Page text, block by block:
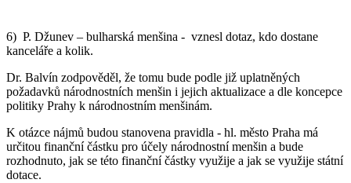
6) P. Džunev – bulharská menšina - vznesl dotaz, kdo dostane
kanceláře a kolik.
Dr. Balvín zodpověděl, že tomu bude podle již uplatněných
požadavků národnostních menšin i jejich aktualizace a dle koncepce
politiky Prahy k národnostním menšinám.
K otázce nájmů budou stanovena pravidla - hl. město Praha má
určitou finanční částku pro účely národnostní menšin a bude
rozhodnuto, jak se této finanční částky využije a jak se využije státní
dotace.